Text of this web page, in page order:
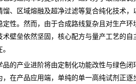
馏、区域熔融及超净过滤等复合纯化技术，
定性。然而，由于合成路线复杂且对生产环
术壁垒依然坚固，核心配方与量产工艺的自
的产业进阶将由定制化功能改性与绿色闭
，在产品应用端，单纯的单一高纯试剂正逐